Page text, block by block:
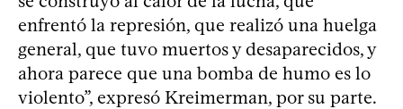
enfrentó la represión, que realizó una huelga
general, que tuvo muertos y desaparecidos, y
ahora parece que una bomba de humo es lo
violento”, expresó Kreimerman, por su parte.